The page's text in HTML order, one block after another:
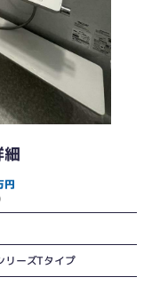
細
円
リーズTタイプ